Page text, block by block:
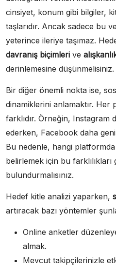
cinsiyet, konum gibi bilgiler,
taşlarıdır. Ancak sadece bu
yeterince ileriye taşımaz.
davranış biçimleri ve
derinlemesine düşünmelisiniz.
Bir diğer önemli nokta ise,
dinamiklerini anlamaktır. Her
farklıdır. Örneğin, Instagram
ederken, Facebook daha
Bu nedenle, hangi
belirlemek için bu
bulundurmalısınız.
Hedef kitle analizi yaparken,
artıracak bazı yöntemler
Online anketler
almak.
Mevcut takipçilerinizle